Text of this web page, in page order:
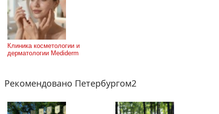
Клиника косметологии и
дерматологии Mediderm
Рекомендовано Петербургом2